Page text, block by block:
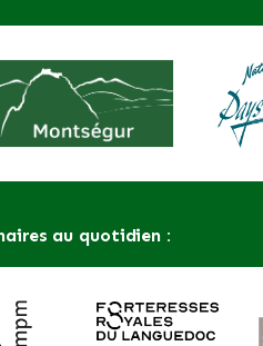
au quotidien :